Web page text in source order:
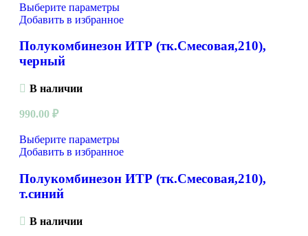
Выберите параметры
Добавить в избранное
Полукомбинезон ИТР (тк.Смесовая,210),
черный
В наличии
990.00 ₽
Выберите параметры
Добавить в избранное
Полукомбинезон ИТР (тк.Смесовая,210),
т.синий
В наличии